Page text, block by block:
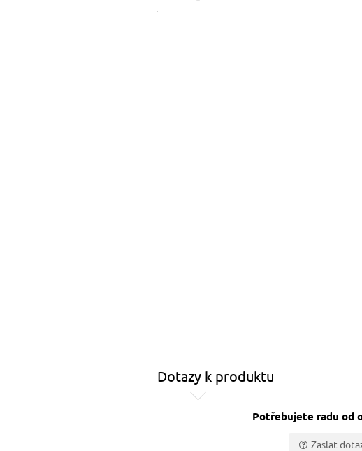
Dotazy k produktu
Potřebujete radu od
Zaslat